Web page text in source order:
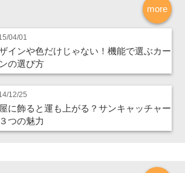
more
04/01
インや色だけじゃない！機能で選ぶカー
の選び方
12/25
に飾ると運も上がる？サンキャッチャー
つの魅力